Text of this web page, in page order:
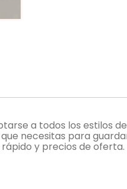
a todos los estilos
necesitas para
y precios de oferta.